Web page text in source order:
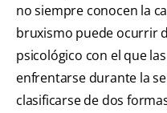
no siempre conocen la
bruxismo puede ocurrir
psicológico con el que
enfrentarse durante la
clasificarse de dos